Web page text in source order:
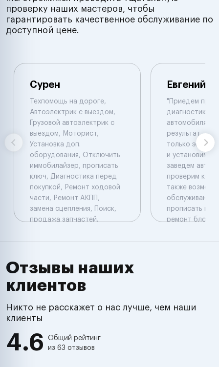
проверку наших мастеров, чтобы
гарантировать качественное обслуживание по
доступной цене.
Сурен
Техпомощь на дороге,
Автоэлектрик с выездом,
Грузовой автоэлектрик с
выездом, Моторист,
Установка доп.
оборудования, Отключить
иммобилайзер, прописать
ключ, Диагностика перед
покупкой, Ремонт ходовой
части, Ремонт АКПП,
замена сцепления, Поиск,
продажа запчастей.
диагностика: Launch
Евгений
"Приедем
диагностику
автомобиля ,
результат ,
только
и установим
заведем
проверим
также
обслуживание
прописать
ремонт блоков
оборудование
комплекс ,
Отзывы наших
клиентов
Никто не расскажет о нас лучше, чем наши
клиенты
4.6
Общий рейтинг
из 63 отзывов